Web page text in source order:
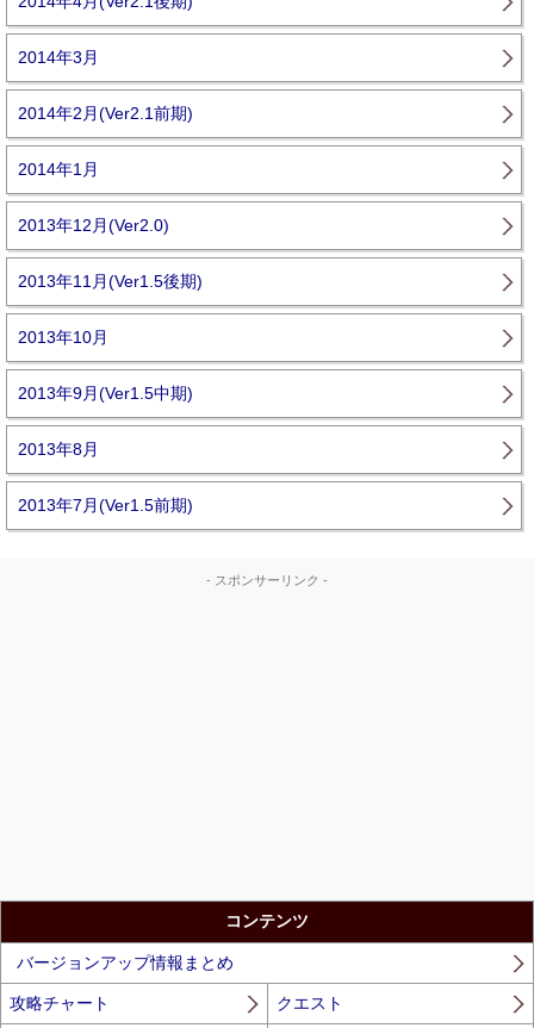
2014年3月
2014年2月(Ver2.1前期)
2014年1月
2013年12月(Ver2.0)
2013年11月(Ver1.5後期)
2013年10月
2013年9月(Ver1.5中期)
2013年8月
2013年7月(Ver1.5前期)
- スポンサーリンク -
コンテンツ
バージョンアップ情報まとめ
攻略チャート クエスト